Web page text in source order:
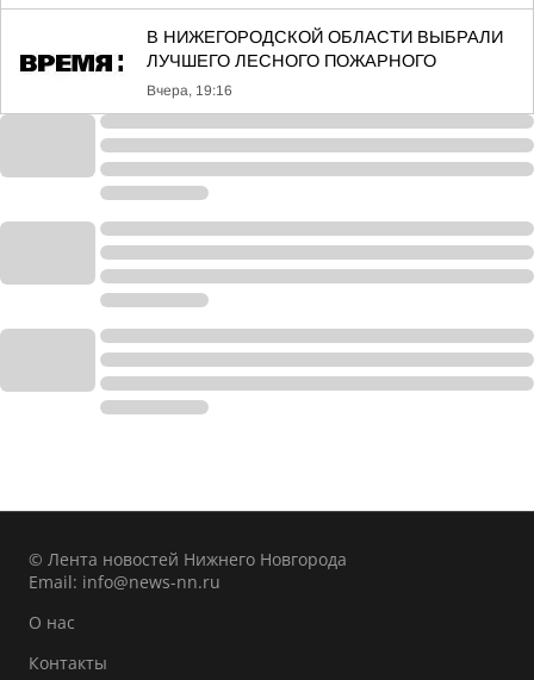
В НИЖЕГОРОДСКОЙ ОБЛАСТИ ВЫБРАЛИ
ЛУЧШЕГО ЛЕСНОГО ПОЖАРНОГО
Вчера, 19:16
© Лента новостей Нижнего Новгорода
Email: info@news-nn.ru
О нас
Контакты